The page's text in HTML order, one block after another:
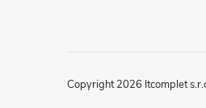
Copyright 2026 Itcomplet